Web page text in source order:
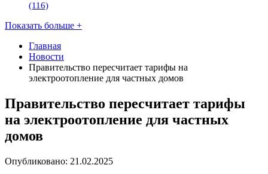
(116)
Показать больше +
Главная
Новости
Правительство пересчитает тарифы на
электроотопление для частных домов
Правительство пересчитает тарифы
на электроотопление для частных
домов
Опубликовано: 21.02.2025